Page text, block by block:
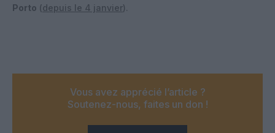
Porto (depuis le 4 janvier).
Vous avez apprécié l’article ?
Soutenez-nous, faites un don !